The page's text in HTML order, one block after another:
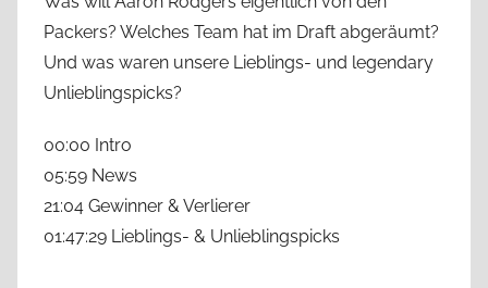
Packers? Welches Team hat im Draft abgeräumt?
Und was waren unsere Lieblings- und legendary
Unlieblingspicks?
00:00 Intro
05:59 News
21:04 Gewinner & Verlierer
01:47:29 Lieblings- & Unlieblingspicks